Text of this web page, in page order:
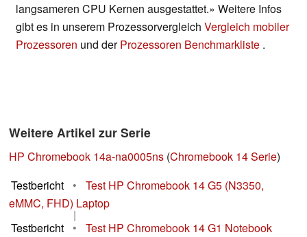
langsameren CPU Kernen ausgestattet.» Weitere Infos
gibt es in unserem Prozessorvergleich Vergleich mobiler
Prozessoren und derProzessoren Benchmarkliste .
Weitere Artikel zur Serie
HP Chromebook 14a-na0005ns (Chromebook 14 Serie)
Testbericht
•
Test HP Chromebook 14 G5 (N3350,
eMMC, FHD) Laptop
|
Testbericht
• Test HP Chromebook 14 G1 Notebook